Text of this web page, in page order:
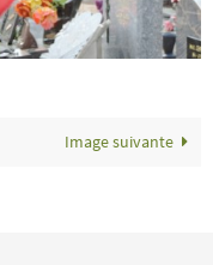
Image suivante